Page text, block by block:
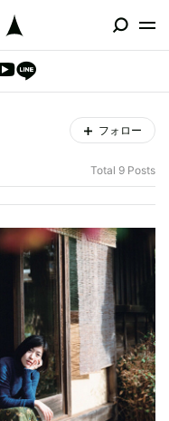
フォロー
Total 9 Posts